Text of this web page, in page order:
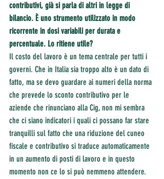
contributivi, già si parla di altri in legge di
bilancio. È uno strumento utilizzato in modo
ricorrente in dosi variabili per durata e
percentuale. Lo ritiene utile?
Il costo del lavoro è un tema centrale per tutti i
governi. Che in Italia sia troppo alto è un dato di
fatto, ma se devo guardare ai numeri della norma
che prevede lo sconto contributivo per le
aziende che rinunciano alla Cig, non mi sembra
che ci siano indicatori i quali ci possano far stare
tranquilli sul fatto che una riduzione del cuneo
fiscale e contributivo si traduce automaticamente
in un aumento di posti di lavoro e in questo
momento non ce lo si può nemmeno attendere.